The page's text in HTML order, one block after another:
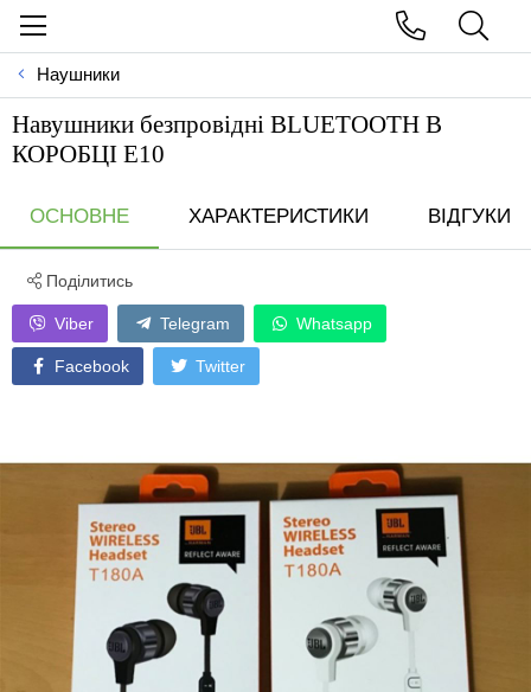
Наушники
Навушники безпровiднi BLUETOOTH В
КОРОБЦI E10
ОСНОВНЕ ХАРАКТЕРИСТИКИ ВІДГУКИ
Поділитись
Viber Telegram Whatsapp
Facebook Twitter